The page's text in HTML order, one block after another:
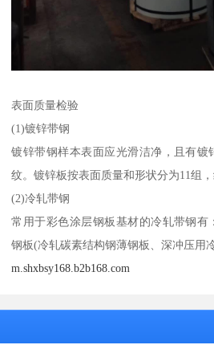
表面质量检验
(1)镀锌带钢
镀锌带钢样本表面应光滑洁净，且有镀
纹。镀锌板按表面质量和形状分为11组
(2)冷轧带钢
常用于彩色涂层钢板基材的冷轧带钢有
钢板(冷轧碳素结构钢薄钢板、深冲压用
m.shxbsy168.b2b168.com